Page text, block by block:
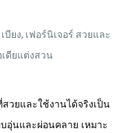
บียง, เฟอร์นิเจอร์ สวยและ
เดียแต่งสวน
วยและใช้งานได้จริงเป็น
อุ่นและผ่อนคลาย เหมาะ